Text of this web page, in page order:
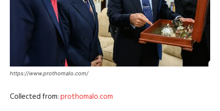
https://www.prothomalo.com/
Collected from:prothomalo.com